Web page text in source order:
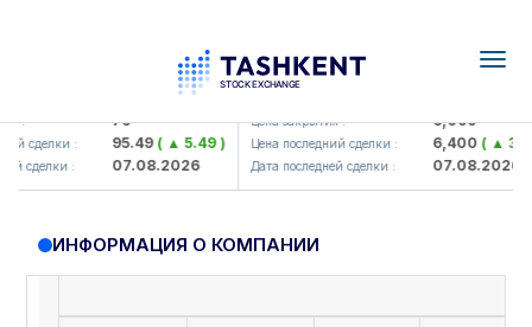
: 79
сделки : 95.49( ▲ 5.49 )
сделки : 07.08.2026
UZMK (<O'zmetkombinat> AJ)
Цена закрытия : 6,099
Цена последний сделки : 6,400( ▲
Дата последней сделки : 07.08.2026
ИНФОРМАЦИЯ О КОМПАНИИ